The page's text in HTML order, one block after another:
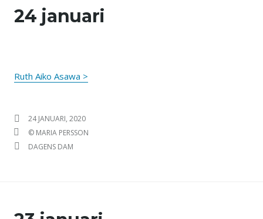
24 januari
Ruth Aiko Asawa >
PUBLICERAT DEN
24 JANUARI, 2020
FÖRFATTARE
© MARIA PERSSON
KATEGORIER
DAGENS DAM